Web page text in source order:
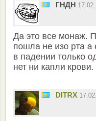
ГНДН
Да это все монаж.
пошла не изо рта а
в падении только
нет ни капли
DITRX